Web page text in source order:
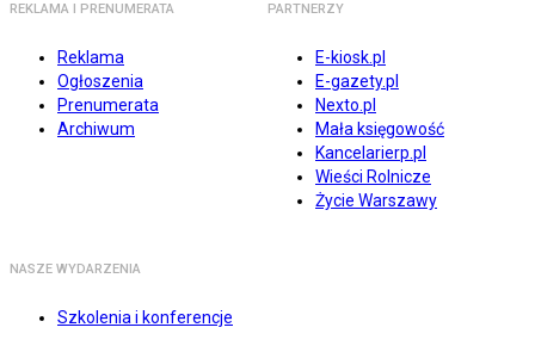
REKLAMA I PRENUMERATA
Reklama
Ogłoszenia
Prenumerata
Archiwum
PARTNERZY
E-kiosk.pl
E-gazety.pl
Nexto.pl
Mała księgowość
Kancelarierp.pl
Wieści Rolnicze
Życie Warszawy
NASZE WYDARZENIA
Szkolenia i konferencje